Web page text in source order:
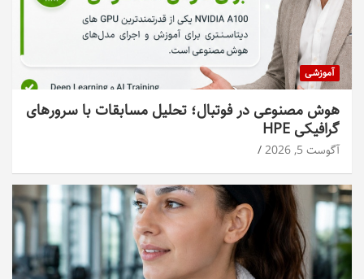
آموزشی
هوش مصنوعی در فوتبال؛ تحلیل مسابقات با سرورهای
گرافیکی HPE
آگوست 5, 2026